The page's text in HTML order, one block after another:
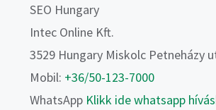
SEO Hungary
Intec Online Kft.
3529 Hungary Miskolc Petneházy
Mobil: +36/50-123-7000
WhatsApp Klikk ide whatsapp